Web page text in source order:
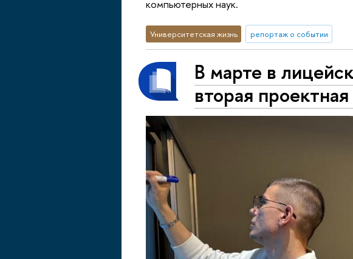
компьютерных наук.
Университетская жизнь репортаж о событии
В марте в
вторая